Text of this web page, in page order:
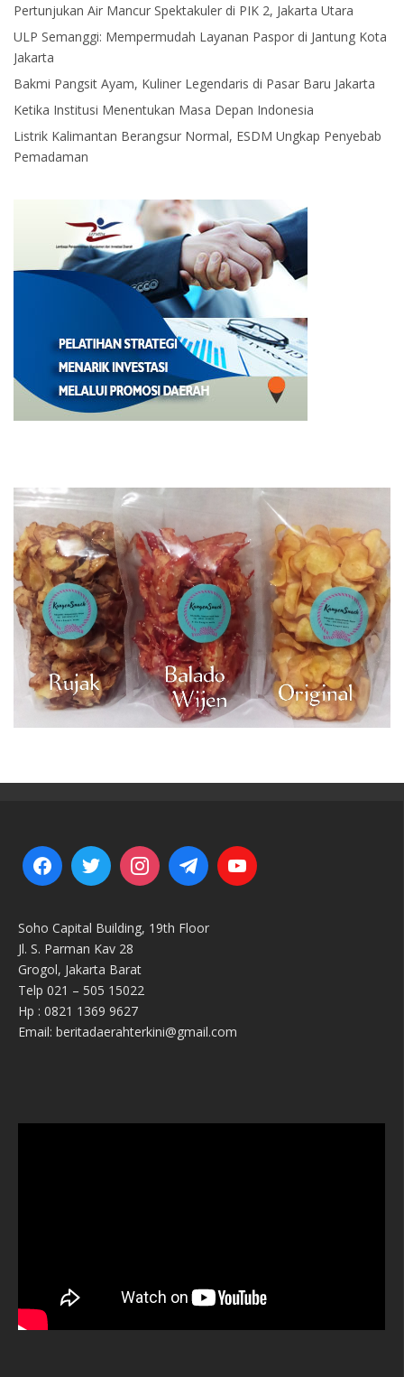
Pertunjukan Air Mancur Spektakuler di PIK 2, Jakarta Utara
ULP Semanggi: Mempermudah Layanan Paspor di Jantung Kota
Jakarta
Bakmi Pangsit Ayam, Kuliner Legendaris di Pasar Baru Jakarta
Ketika Institusi Menentukan Masa Depan Indonesia
Listrik Kalimantan Berangsur Normal, ESDM Ungkap Penyebab
Pemadaman
Soho Capital Building, 19th Floor
Jl. S. Parman Kav 28
Grogol, Jakarta Barat
Telp 021 – 505 15022
Hp : 0821 1369 9627
Email: beritadaerahterkini@gmail.com